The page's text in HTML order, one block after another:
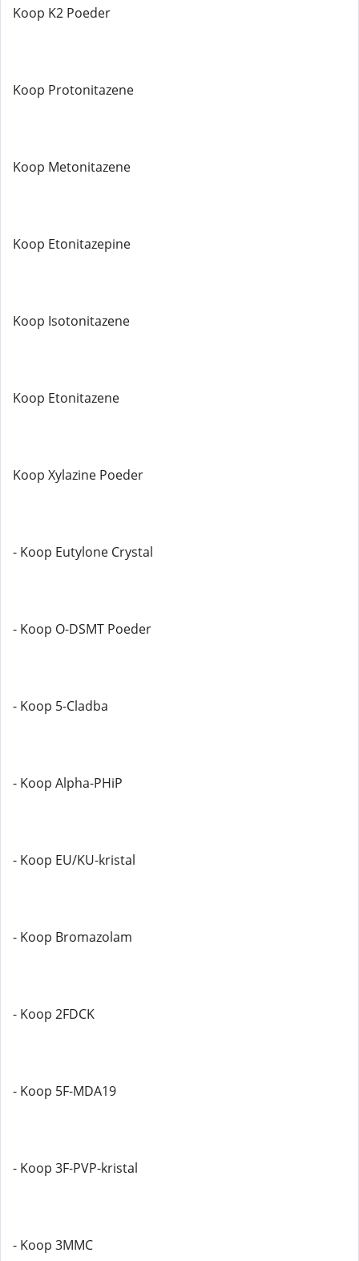
Koop K2 Poeder
Koop Protonitazene
Koop Metonitazene
Koop Etonitazepine
Koop Isotonitazene
Koop Etonitazene
Koop Xylazine Poeder
- Koop Eutylone Crystal
- Koop O-DSMT Poeder
- Koop 5-Cladba
- Koop Alpha-PHiP
- Koop EU/KU-kristal
- Koop Bromazolam
- Koop 2FDCK
- Koop 5F-MDA19
- Koop 3F-PVP-kristal
- Koop 3MMC